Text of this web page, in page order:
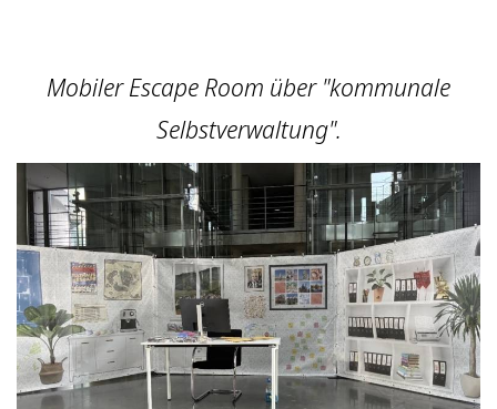
Mobiler Escape Room über "kommunale
Selbstverwaltung".